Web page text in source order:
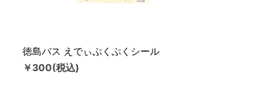
徳島バス えでぃぷくぷくシール
￥300(税込)